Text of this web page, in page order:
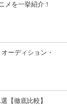
メを一挙紹介！
ーディション・
【徹底比較】